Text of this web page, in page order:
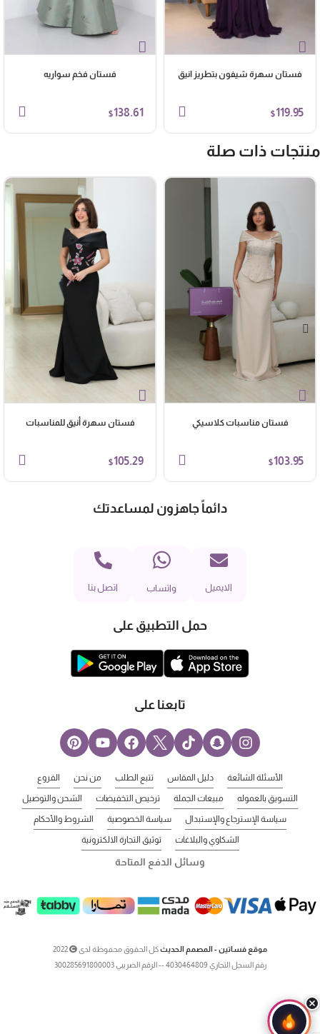
فستان سهرة شيفون بتطريز انيق
$119.95
فستان فخم سواريه
$138.61
ذات صلة
فستان مناسبات كلاسيكي
$103.95
فستان سهرة أنيق للمناسبات
$105.29
دائماً جاهزون لمساعدتك
الايميل واتساب اتصل بنا
حمل التطبيق على
تابعنا على
الأسئلة الشائعة دليل المقاس تتبع الطلب من نحن الفروع
التسويق بالعموله مبيعات الجملة ترخيص التخفيضات الشحن والتوصيل
سياسة الإسترجاع والإستبدال سياسة الخصوصية الشروط والأحكام
الشكاوي والبلاغات توثيق التجارة الالكترونية
وسائل الدفع المتاحة
موقع فساتين - المصمم الحديثكل الحقوق محفوظة لدى
2022
رقم السجل التجاري 4030464809 -- الرقم الضريبي 300285691800003